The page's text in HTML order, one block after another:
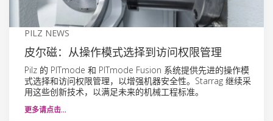
PILZ NEWS
皮尔磁：从操作模式选择到访问权限管理
Pilz 的 PITmode 和 PITmode Fusion 系统提供先进的操作模
式选择和访问权限管理，以增强机器安全性。Starrag 继续采
用这些创新技术，以满足未来的机械工程标准。
更多请点击…